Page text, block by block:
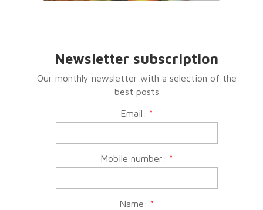
Newsletter subscription
Our monthly newsletter with a selection of the
best posts
Email: *
Mobile number: *
Name: *